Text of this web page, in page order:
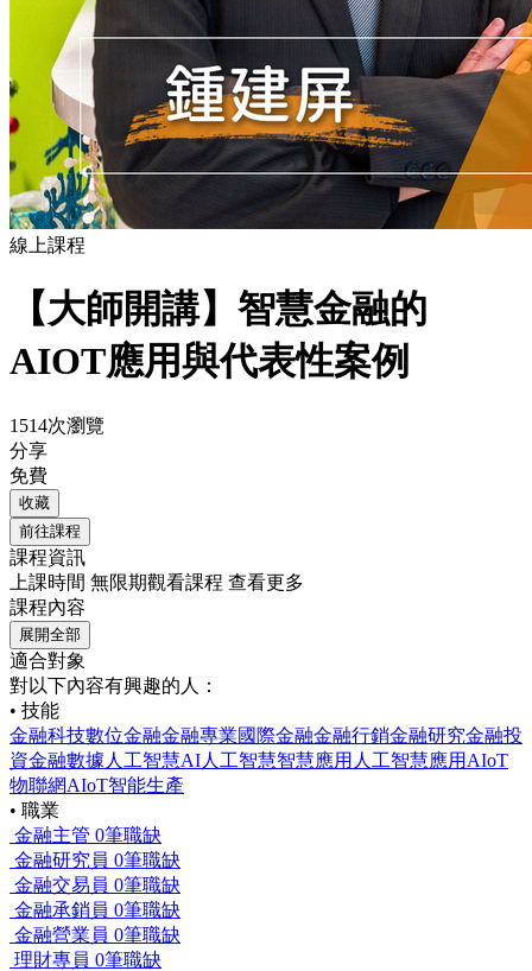
線上課程
【大師開講】智慧金融的
AIOT應用與代表性案例
1514次瀏覽
分享
免費
收藏
前往課程
課程資訊
上課時間 無限期觀看課程 查看更多
課程內容
展開全部
適合對象
對以下內容有興趣的人：
• 技能
金融科技數位金融金融專業國際金融金融行銷金融研究金融投
資金融數據 人工智慧AI人工智慧智慧應用 人工智慧應用 AIoT
物聯網AIoT智能生產
• 職業
金融主管 0筆職缺
金融研究員 0筆職缺
金融交易員 0筆職缺
金融承銷員 0筆職缺
金融營業員 0筆職缺
理財專員 0筆職缺